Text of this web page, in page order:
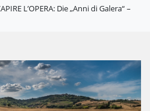
L’OPERA: Die „Anni di Galera“ –